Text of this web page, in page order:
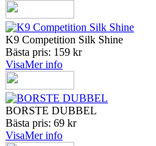
K9 Competition Silk Shine
Bästa pris: 159 kr
VisaMer info
BORSTE DUBBEL
Bästa pris: 69 kr
VisaMer info